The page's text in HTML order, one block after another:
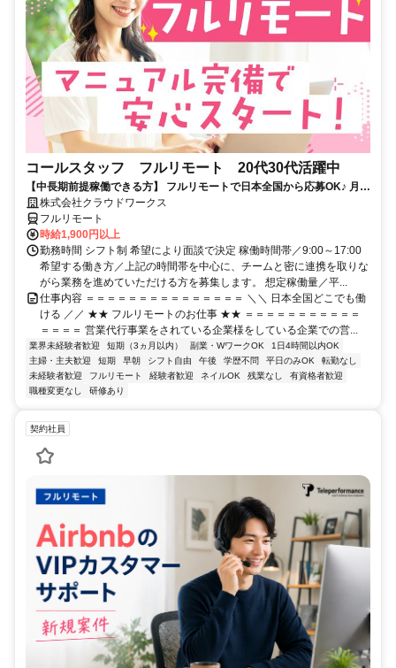
コールスタッフ フルリモート 20代30代活躍中
【中長期前提稼働できる方】 フルリモートで日本全国から応募OK♪ 月稼
働80時間で安定収入！
株式会社クラウドワークス
フルリモート
時給1,900円以上
勤務時間 シフト制 希望により面談で決定 稼働時間帯／9:00～17:00
希望する働き方／上記の時間帯を中心に、チームと密に連携を取りな
がら業務を進めていただける方を募集します。 想定稼働量／平...
仕事内容 ＝＝＝＝＝＝＝＝＝＝＝＝＝＝＝ ＼＼ 日本全国どこでも働
ける ／／ ★★ フルリモートのお仕事 ★★ ＝＝＝＝＝＝＝＝＝＝＝
＝＝＝＝ 営業代行事業をされている企業様をしている企業での営...
業界未経験者歓迎 短期（3ヵ月以内） 副業・WワークOK
1日4時間以内OK
主婦・主夫歓迎
短期 早朝 シフト自由 午後 学歴不問 平日のみOK
転勤なし
未経験者歓迎
フルリモート 経験者歓迎 ネイルOK 残業なし
有資格者歓迎
職種変更なし
研修あり
契約社員